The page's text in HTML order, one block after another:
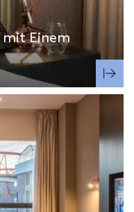
Einem